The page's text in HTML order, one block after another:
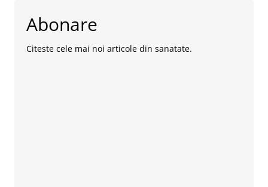
Abonare
Citeste cele mai noi articole din sanatate.